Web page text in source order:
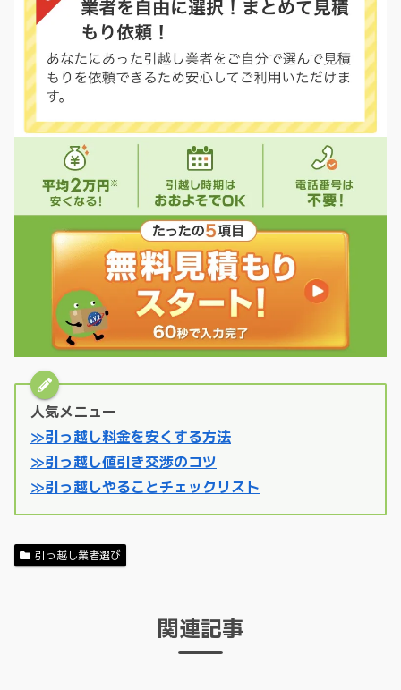
人気メニュー
≫引っ越し料金を安くする方法
≫引っ越し値引き交渉のコツ
≫引っ越しやることチェックリスト
引っ越し業者選び
関連記事